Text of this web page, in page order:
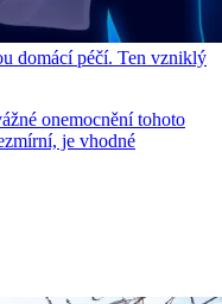
domácí péčí. Ten vzniklý
onemocnění tohoto
je vhodné